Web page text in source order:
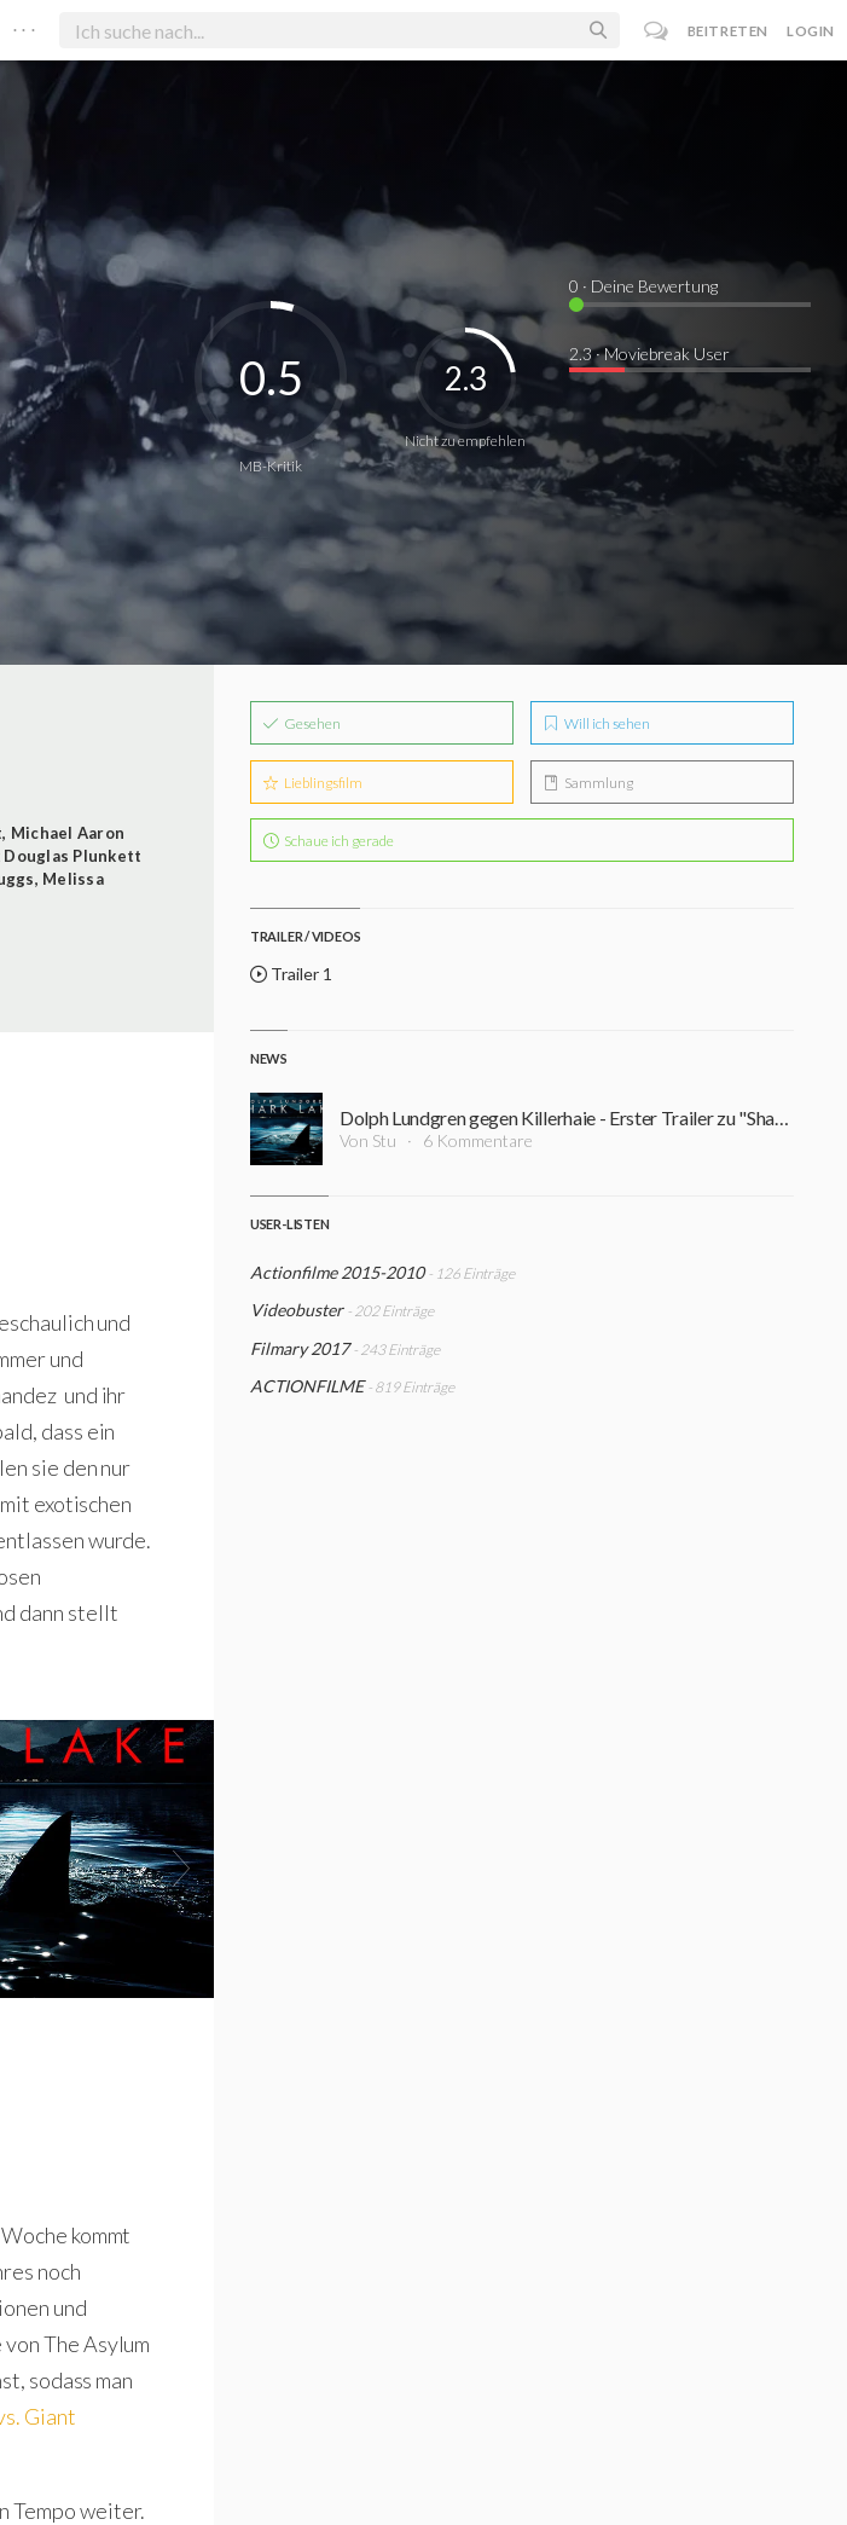
. . . BEITRETEN LOGIN
MB-Kritik
0.5
Nicht zu empfehlen
2.3
0 · Deine Bewertung
2.3 · Moviebreak User
, Michael Aaron
Douglas Plunkett
, Melissa
und
und
und ihr
dass ein
sie den nur
exotischen
wurde.
dann stellt
kommt
noch
und
The Asylum
sodass man
Giant
Tempo weiter.
Gesehen Will ich sehen
Lieblingsfilm Sammlung
Schaue ich gerade
TRAILER / VIDEOS
Trailer 1
NEWS
Dolph Lundgren gegen Killerhaie - Erster Trailer zu "Shark Lake"
Von Stu 6 Kommentare
USER-LISTEN
Actionfilme 2015-2010 - 126 Einträge
Videobuster - 202 Einträge
Filmary 2017 - 243 Einträge
ACTIONFILME - 819 Einträge